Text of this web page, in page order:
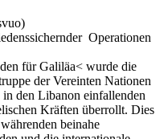
Operationen
für Galiläa< wurde die
der Vereinten Nationen
den Libanon einfallenden
Kräften überrollt. Dies
beinahe